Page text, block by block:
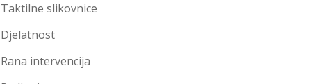
Taktilne slikovnice
Djelatnost
Rana intervencija